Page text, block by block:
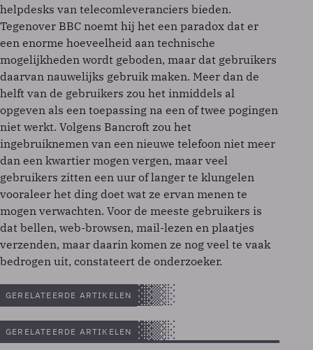
helpdesks van telecomleveranciers bieden.
Tegenover BBC noemt hij het een paradox dat er
een enorme hoeveelheid aan technische
mogelijkheden wordt geboden, maar dat gebruikers
daarvan nauwelijks gebruik maken. Meer dan de
helft van de gebruikers zou het inmiddels al
opgeven als een toepassing na een of twee pogingen
niet werkt. Volgens Bancroft zou het
ingebruiknemen van een nieuwe telefoon niet meer
dan een kwartier mogen vergen, maar veel
gebruikers zitten een uur of langer te klungelen
vooraleer het ding doet wat ze ervan menen te
mogen verwachten. Voor de meeste gebruikers is
dat bellen, web-browsen, mail-lezen en plaatjes
verzenden, maar daarin komen ze nog veel te vaak
bedrogen uit, constateert de onderzoeker.
GERELATEERDE ARTIKELEN
GERELATEERDE ARTIKELEN